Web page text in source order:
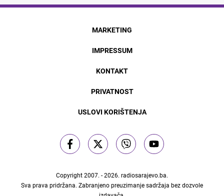
MARKETING
IMPRESSUM
KONTAKT
PRIVATNOST
USLOVI KORIŠTENJA
Copyright 2007. - 2026. radiosarajevo.ba.
Sva prava pridržana. Zabranjeno preuzimanje sadržaja bez dozvole